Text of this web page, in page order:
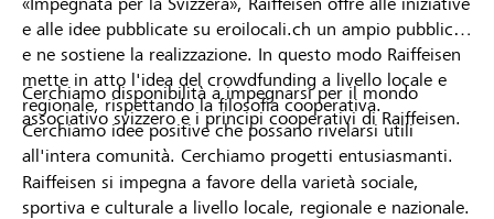
e alle idee pubblicate su eroilocali.ch un ampio pubblico
e ne sostiene la realizzazione. In questo modo Raiffeisen
mette in atto l'idea del crowdfunding a livello locale e
regionale, rispettando la filosofia cooperativa.
Cerchiamo idee positive che possano rivelarsi utili
all'intera comunità. Cerchiamo progetti entusiasmanti.
Cerchiamo disponibilità a impegnarsi per il mondo
associativo svizzero e i principi cooperativi di Raiffeisen.
Raiffeisen si impegna a favore della varietà sociale,
sportiva e culturale a livello locale, regionale e nazionale.